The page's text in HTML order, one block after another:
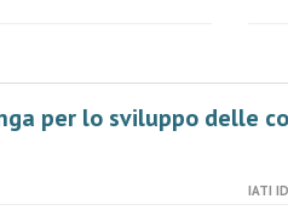
per lo sviluppo delle
IATI